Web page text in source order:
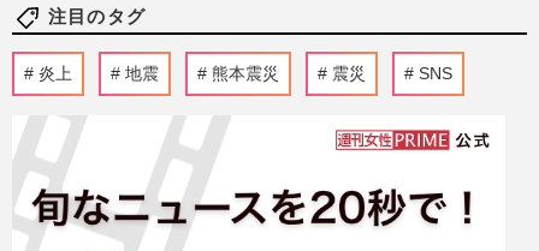
注目のタグ
炎上 地震 熊本震災 震災 SNS